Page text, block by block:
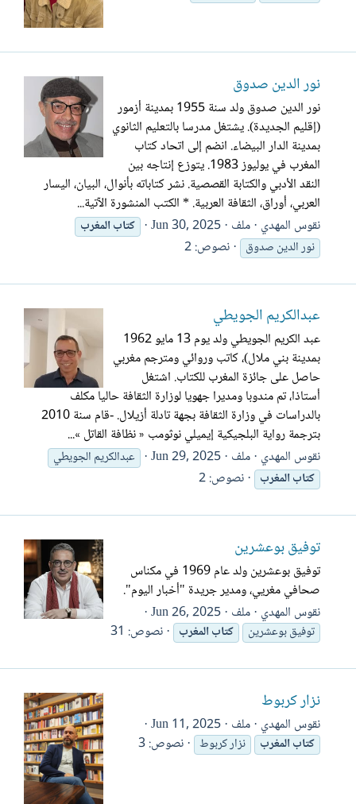
نور الدين صدوق
نور الدين صدوق ولد سنة 1955 بمدينة أزمور
(إقليم الجديدة). يشتغل مدرسا بالتعليم الثانوي
بمدينة الدار البيضاء. انضم إلى اتحاد كتاب
المغرب في يوليوز 1983. يتوزع إنتاجه بين
النقد الأدبي والكتابة القصصية. نشر كتاباته بأنوال، البيان، اليسار
العربي، أوراق، الثقافة العربية. * الكتب المنشورة الآتية...
نقوس المهدي ملف Jun 30, 2025 كتابالمغرب
نور الدين صدوق
نصوص: 2
عبدالكريم الجويطي
عبد الكريم الجويطي ولد يوم 13 مايو 1962
بمدينة بني ملال)، كاتب وروائي ومترجم مغربي
حاصل على جائزة المغرب للكتاب. اشتغل
أستاذا، تم مندوبا ومديرا جهويا لوزارة الثقافة حاليا مكلف
بالدراسات في وزارة الثقافة بجهة تادلة أزيلال. -قام سنة 2010
بترجمة رواية البلجيكية إيميلي نوثومب « نظافة القاتل ‏»...
نقوس المهدي ملف Jun 29, 2025
عبدالكريم الجويطي
كتابالمغرب نصوص: 2
توفيق بوعشرين
توفيق بوعشرين ولد عام 1969 في مكناس
صحافي مغريي، ومدير جريدة "أخبار اليوم".
نقوس المهدي ملف Jun 26, 2025
توفيق بوعشرين كتابالمغرب نصوص: 31
نزار كربوط
نقوس المهدي ملف Jun 11, 2025
كتابالمغرب نزار كربوط نصوص: 3